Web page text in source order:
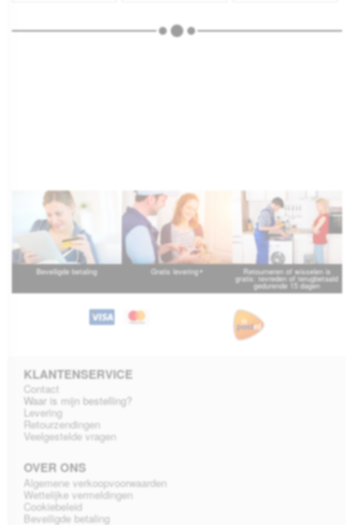
Beveiligde betaling Gratis levering* Retourneren of wisselen is
gratis: tevreden of terugbetaald
gedurende 15 dagen
KLANTENSERVICE
Contact
Waar is mijn bestelling?
Levering
Retourzendingen
Veelgestelde vragen
OVER ONS
Algemene verkoopvoorwaarden
Wettelijke vermeldingen
Cookiebeleid
Beveiligde betaling